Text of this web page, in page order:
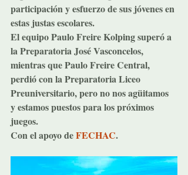
participación y esfuerzo de sus jóvenes en
estas justas escolares.
El equipo Paulo Freire Kolping superó a
la Preparatoria José Vasconcelos,
mientras que Paulo Freire Central,
perdió con la Preparatoria Liceo
Preuniversitario, pero no nos agüitamos
y estamos puestos para los próximos
juegos.
Con el apoyo de FECHAC.